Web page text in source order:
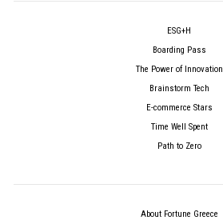
ESG+H
Boarding Pass
The Power of Innovation
Brainstorm Tech
E-commerce Stars
Time Well Spent
Path to Zero
About Fortune Greece